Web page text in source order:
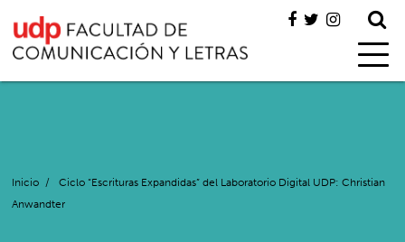
Inicio /
Ciclo “Escrituras Expandidas” del Laboratorio Digital UDP: Christian
Anwandter